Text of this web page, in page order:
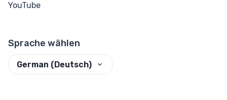
YouTube
Sprache wählen
German (Deutsch)